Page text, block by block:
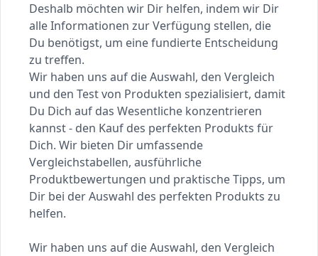
Deshalb möchten wir Dir helfen, indem wir Dir
alle Informationen zur Verfügung stellen, die
Du benötigst, um eine fundierte Entscheidung
zu treffen.
Wir haben uns auf die Auswahl, den Vergleich
und den Test von Produkten spezialisiert, damit
Du Dich auf das Wesentliche konzentrieren
kannst - den Kauf des perfekten Produkts für
Dich. Wir bieten Dir umfassende
Vergleichstabellen, ausführliche
Produktbewertungen und praktische Tipps, um
Dir bei der Auswahl des perfekten Produkts zu
helfen.
Wir haben uns auf die Auswahl, den Vergleich